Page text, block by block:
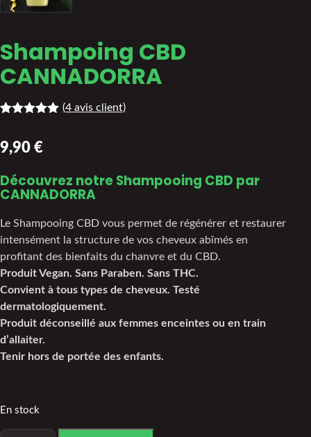
Shampoing CBD
CANNADORRA
sur
notations
(4 avis client)
9,90 €
Découvrez notre Shampooing CBD par
CANNADORRA
Le Shampooing CBD vous permet de régénérer et restaurer
intensément la structure de vos cheveux abîmés en
profitant des bienfaits du chanvre et du CBD.
Produit Vegan. Sans Paraben. Sans THC.
Convient à tous types de cheveux. Testé
dermatologiquement.
Produit déconseillé aux femmes enceintes ou en train
d’allaiter.
Tenir hors de portée des enfants.
En stock